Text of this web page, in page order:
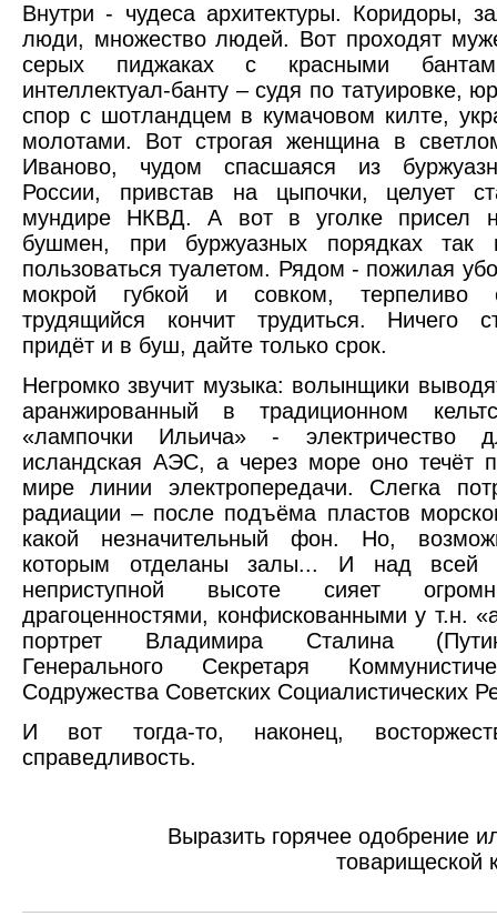
Внутри - чудеса архитектуры. Коридоры,
люди, множество людей. Вот проходят
серых пиджаках с красными
интеллектуал-банту – судя по татуировке,
спор с шотландцем в кумачовом килте,
молотами. Вот строгая женщина в
Иваново, чудом спасшаяся из
России, привстав на цыпочки, целует
мундире НКВД. А вот в уголке присел
бушмен, при буржуазных порядках так
пользоваться туалетом. Рядом - пожилая
мокрой губкой и совком, терпеливо
трудящийся кончит трудиться. Ничего
придёт и в буш, дайте только срок.
Негромко звучит музыка: волынщики
аранжированный в традиционном
«лампочки Ильича» - электричество
исландская АЭС, а через море оно течёт
мире линии электропередачи. Слегка
радиации – после подъёма пластов
какой незначительный фон. Но,
которым отделаны залы... И над всей
неприступной высоте сияет
драгоценностями, конфискованными у т.н.
портрет Владимира Сталина
Генерального Секретаря
Содружества Советских Социалистических
И вот тогда-то, наконец,
справедливость.
Выразить горячее одобрение
товарищеской